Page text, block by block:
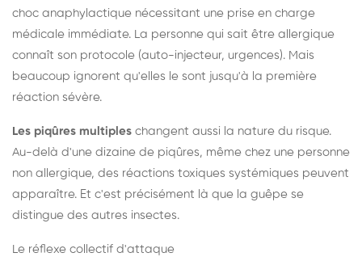
choc anaphylactique nécessitant une prise en charge
médicale immédiate. La personne qui sait être allergique
connaît son protocole (auto-injecteur, urgences). Mais
beaucoup ignorent qu'elles le sont jusqu'à la première
réaction sévère.
Les piqûres multiples changent aussi la nature du risque.
Au-delà d'une dizaine de piqûres, même chez une personne
non allergique, des réactions toxiques systémiques peuvent
apparaître. Et c'est précisément là que la guêpe se
distingue des autres insectes.
Le réflexe collectif d'attaque